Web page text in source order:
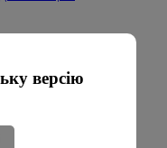
товари
версію